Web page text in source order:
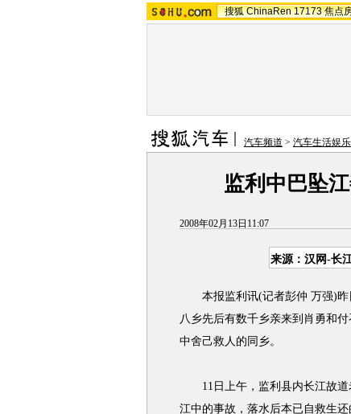
搜狐 ChinaRen 17173 焦点
汽车频道 > 汽车生活娱乐
监利中巴坠
2008年02月13日11:07
来源：汉网-长
本报监利讯(记者彭仲 万强)昨
八乡先后有数千乡亲来到肖勇和
中舍己救人的同乡。
11日上午，监利县内长江故道
江中的事故，落水后本已自救生